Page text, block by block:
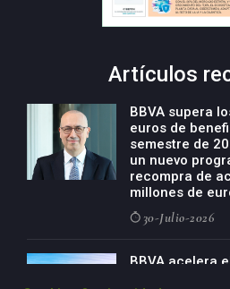
Artículos
BBVA supera
euros de
semestre de
un nuevo
recompra de
millones de
30-Julio-2026
BBVA acelera